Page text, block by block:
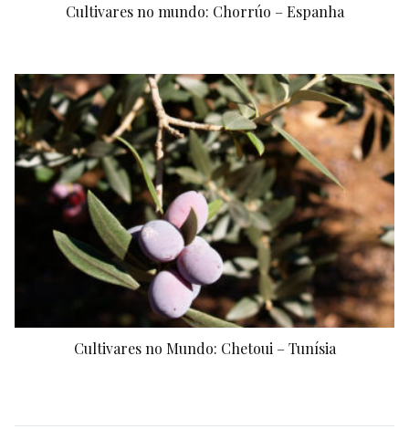
Cultivares no mundo: Chorrúo – Espanha
Cultivares no Mundo: Chetoui – Tunísia